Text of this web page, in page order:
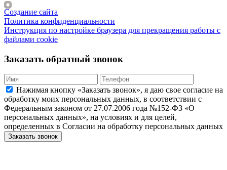
Создание сайта
Политика конфиденциальности
Инструкция по настройке браузера для прекращения работы с
файлами cookie
Заказать обратный звонок
Нажимая кнопку «Заказать звонок», я даю свое согласие на
обработку моих персональных данных, в соответствии с
Федеральным законом от 27.07.2006 года №152-ФЗ «О
персональных данных», на условиях и для целей,
определенных в Согласии на обработку персональных данных